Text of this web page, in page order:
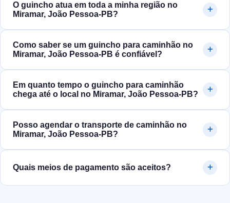
O guincho atua em toda a minha região no
Miramar, João Pessoa‑PB?
Como saber se um guincho para caminhão no
Miramar, João Pessoa‑PB é confiável?
Em quanto tempo o guincho para caminhão
chega até o local no Miramar, João Pessoa‑PB?
Posso agendar o transporte de caminhão no
Miramar, João Pessoa‑PB?
Quais meios de pagamento são aceitos?